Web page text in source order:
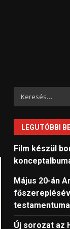
Keresés:
LEGUTÓBBI
Film készül
Május 20-án
Új sorozat az